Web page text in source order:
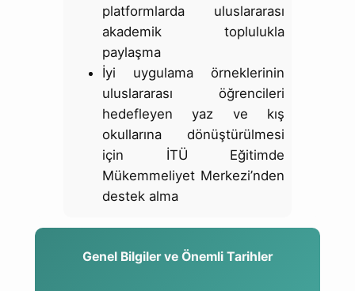
platformlarda uluslararası
akademik toplulukla
paylaşma
İyi uygulama örneklerinin
uluslararası öğrencileri
hedefleyen yaz ve kış
okullarına dönüştürülmesi
için İTÜ Eğitimde
Mükemmeliyet Merkezi’nden
destek alma
Genel Bilgiler ve Önemli Tarihler